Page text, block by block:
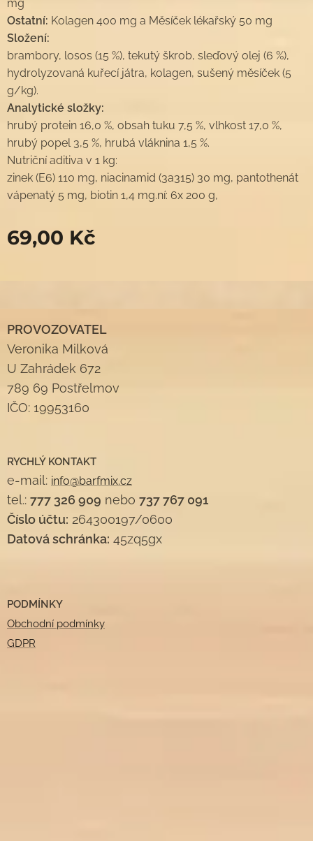
mg
Ostatní: Kolagen 400 mg a Měsíček lékařský 50 mg
Složení:
brambory, losos (15 %), tekutý škrob, sleďový olej (6 %),
hydrolyzovaná kuřecí játra, kolagen, sušený měsíček (5
g/kg).
Analytické složky:
hrubý protein 16,0 %, obsah tuku 7,5 %, vlhkost 17,0 %,
hrubý popel 3,5 %, hrubá vláknina 1,5 %.
Nutriční aditiva v 1 kg:
zinek (E6) 110 mg, niacinamid (3a315) 30 mg, pantothenát
vápenatý 5 mg, biotin 1,4 mg.ní: 6x 200 g,
69,00 Kč
PROVOZOVATEL
Veronika Milková
U Zahrádek 672
789 69 Postřelmov
IČO: 19953160
RYCHLÝ KONTAKT
e-mail: info@barfmix.cz
tel.: 777 326 909 nebo 737 767 091
Číslo účtu: 264300197/0600
Datová schránka: 45zq5gx
PODMÍNKY
Obchodní podmínky
GDPR